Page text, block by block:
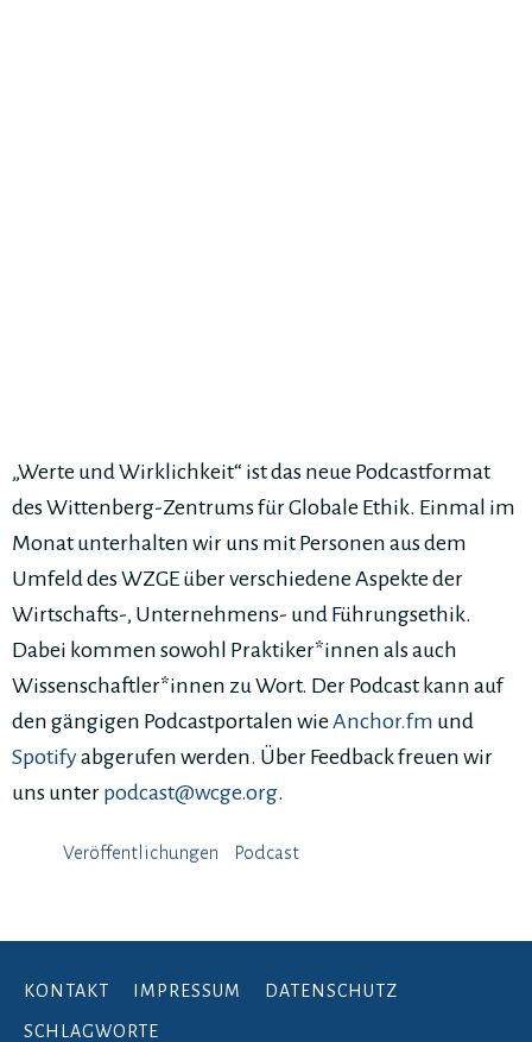
„Werte und Wirklichkeit“ ist das neue Podcastformat
des Wittenberg-Zentrums für Globale Ethik. Einmal im
Monat unterhalten wir uns mit Personen aus dem
Umfeld des WZGE über verschiedene Aspekte der
Wirtschafts-, Unternehmens- und Führungsethik.
Dabei kommen sowohl Praktiker*innen als auch
Wissenschaftler*innen zu Wort. Der Podcast kann auf
den gängigen Podcastportalen wieAnchor.fm und
Spotifyabgerufen werden. Über Feedback freuen wir
uns unter podcast@wcge.org.
Veröffentlichungen Podcast
KONTAKT IMPRESSUM DATENSCHUTZ
SCHLAGWORTE